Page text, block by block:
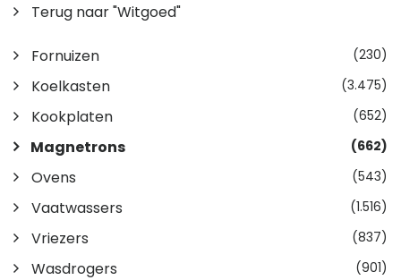
Terug naar "Witgoed"
Fornuizen (230)
Koelkasten (3.475)
Kookplaten (652)
Magnetrons (662)
Ovens (543)
Vaatwassers (1.516)
Vriezers (837)
Wasdrogers (901)